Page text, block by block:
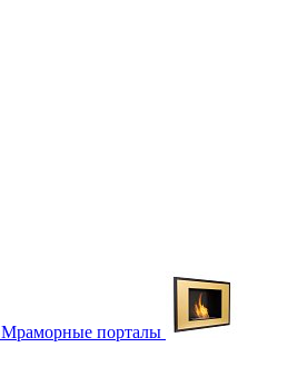
Мраморные порталы